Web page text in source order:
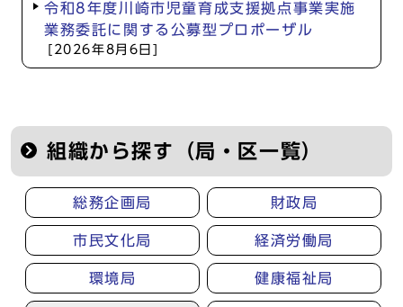
令和8年度川崎市児童育成支援拠点事業実施
業務委託に関する公募型プロポーザル
[2026年8月6日]
組織から探す（局・区一覧）
総務企画局 財政局
市民文化局 経済労働局
環境局 健康福祉局